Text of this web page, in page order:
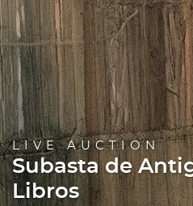
LIVE AUCTION
Subasta de
Libros